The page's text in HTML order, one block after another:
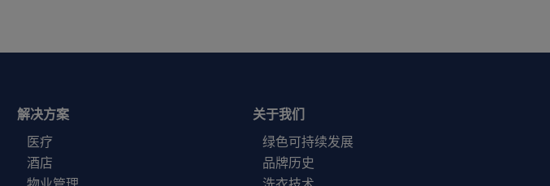
解决方案
医疗
酒店
关于我们
绿色可持续发展
品牌历史